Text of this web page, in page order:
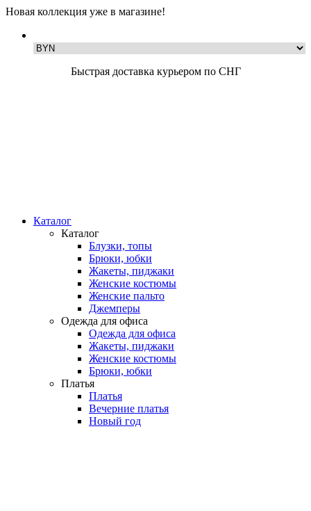
Новая коллекция уже в магазине!
Быстрая доставка курьером по СНГ
Каталог
Каталог
Блузки, топы
Брюки, юбки
Жакеты, пиджаки
Женские костюмы
Женские пальто
Джемперы
Одежда для офиса
Одежда для офиса
Жакеты, пиджаки
Женские костюмы
Брюки, юбки
Платья
Платья
Вечерние платья
Новый год